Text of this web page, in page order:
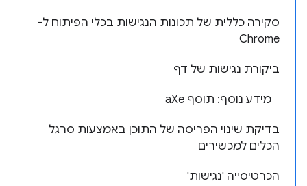
סקירה כללית של תכונות הנגישות בכלי הפיתוח ל-
Chrome
ביקורת נגישות של דף
מידע נוסף: תוסף aXe
בדיקת שינוי הפריסה של התוכן באמצעות סרגל
הכלים למכשירים
הכרטיסייה 'נגישות'